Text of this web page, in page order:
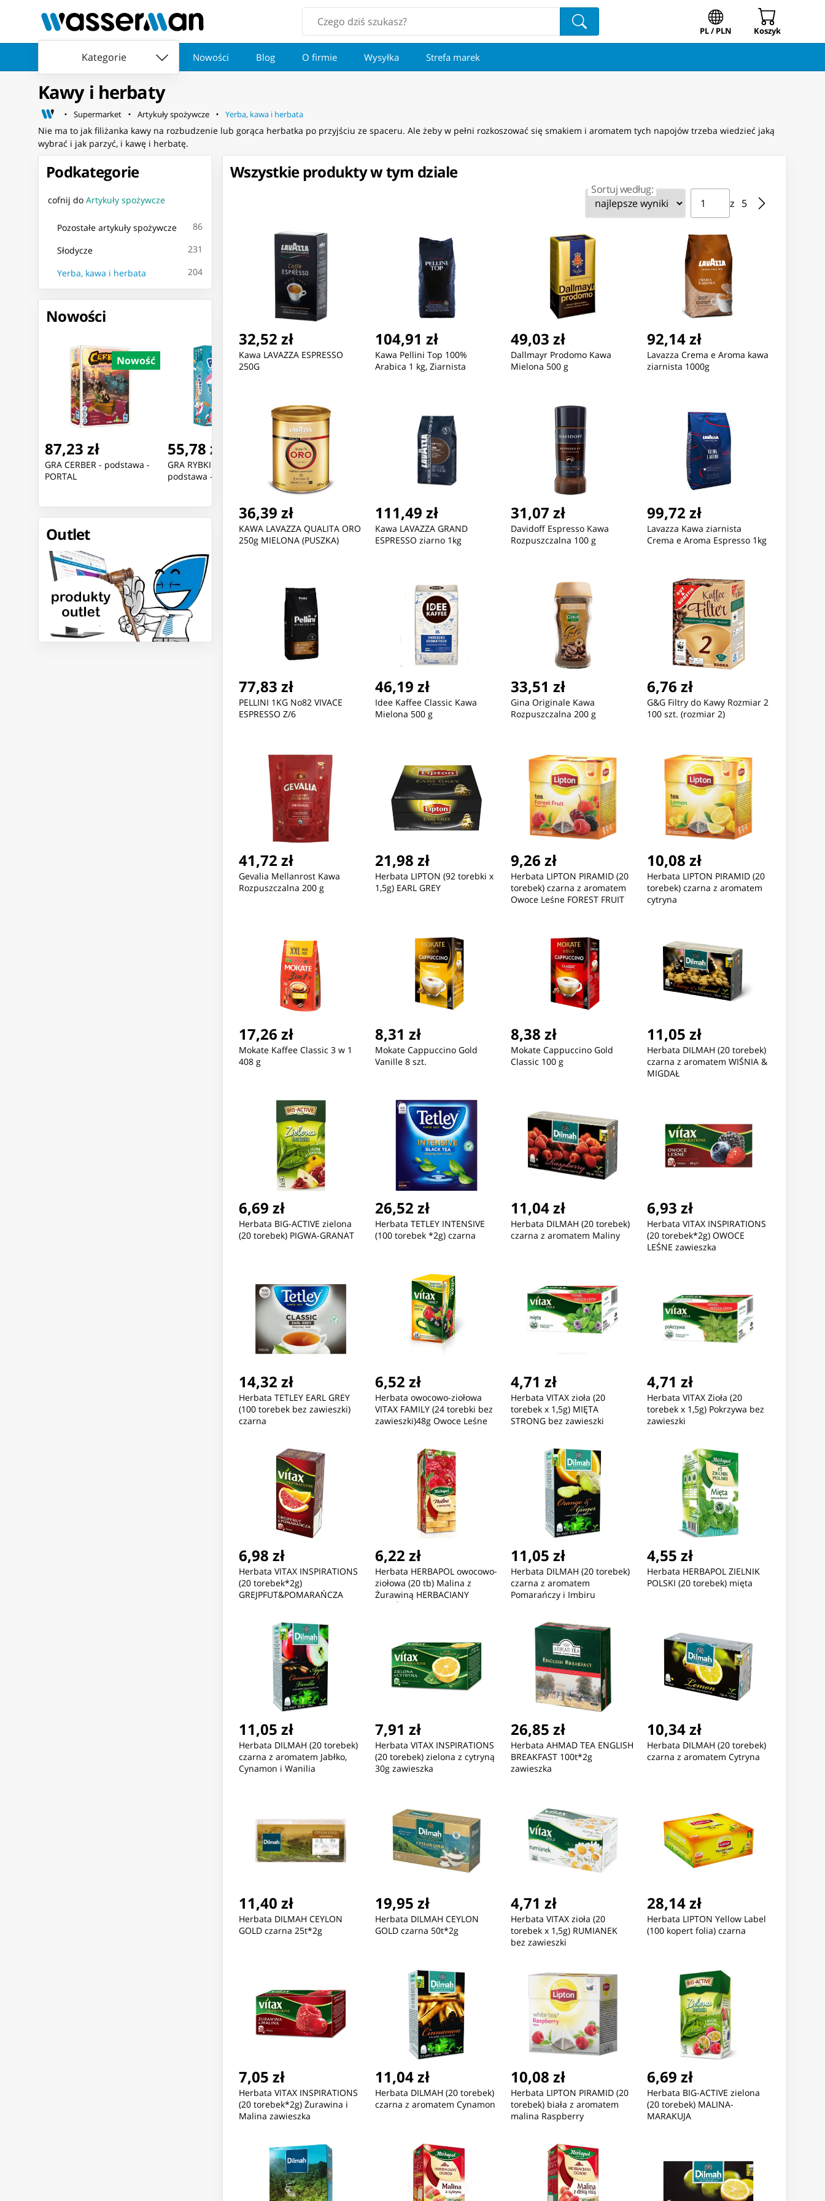
PL / PLN Koszyk
Kategorie Nowości Blog O firmie Wysyłka Strefa marek
Kawy i herbaty
Supermarket Artykuły spożywcze Yerba, kawa i herbata
Nie ma to jak filiżanka kawy na rozbudzenie lub gorąca herbatka po przyjściu ze spaceru. Ale żeby w pełni rozkoszować się smakiem i aromatem tych napojów trzeba wiedzieć jaką
wybrać i jak parzyć, i kawę i herbatę.
Podkategorie
cofnij do Artykuły spożywcze
Pozostałe artykuły spożywcze 86
Słodycze 231
Yerba, kawa i herbata 204
Nowości
Nowość
55,78 zł
GRA RYBKI I KOCIAKI -
podstawa - PORTAL
Nowość
118,21 zł
Puzzle 3D Świecąca Kula:
Bluey
Nowość
367,86 zł
ZEGAREK DAMSKI TOMMY
HILFIGER 1782141 ARI
(zf542d) + BOX
Nowość
432,12 zł
ZEGAREK MĘSKI TOMMY
HILFIGER 1791799 + BOX
Nowość
432,12 zł
ZEGAREK MĘSKI TOMMY
HILFIGER 1792183 (zf132a)
Nowość
346,37 zł
ZEGAREK DAMSKI TOMMY
HILFIGER 1782586 - Iris
(zf607c) + BOX
Outlet
Wszystkie produkty w tym dziale
Sortuj według: Strona ⁨1⁩ z ⁨5⁩
z ⁨5⁩
Przejdź do strony
32,52 zł
Kawa LAVAZZA ESPRESSO
250G
104,91 zł
Kawa Pellini Top 100%
Arabica 1 kg, Ziarnista
49,03 zł
Dallmayr Prodomo Kawa
Mielona 500 g
92,14 zł
Lavazza Crema e Aroma kawa
ziarnista 1000g
36,39 zł
KAWA LAVAZZA QUALITA ORO
250g MIELONA (PUSZKA)
111,49 zł
Kawa LAVAZZA GRAND
ESPRESSO ziarno 1kg
31,07 zł
Davidoff Espresso Kawa
Rozpuszczalna 100 g
99,72 zł
Lavazza Kawa ziarnista
Crema e Aroma Espresso 1kg
77,83 zł
PELLINI 1KG No82 VIVACE
ESPRESSO Z/6
46,19 zł
Idee Kaffee Classic Kawa
Mielona 500 g
33,51 zł
Gina Originale Kawa
Rozpuszczalna 200 g
6,76 zł
G&G Filtry do Kawy Rozmiar 2
100 szt. (rozmiar 2)
41,72 zł
Gevalia Mellanrost Kawa
Rozpuszczalna 200 g
21,98 zł
Herbata LIPTON (92 torebki x
1,5g) EARL GREY
9,26 zł
Herbata LIPTON PIRAMID (20
torebek) czarna z aromatem
Owoce Leśne FOREST FRUIT
10,08 zł
Herbata LIPTON PIRAMID (20
torebek) czarna z aromatem
cytryna
17,26 zł
Mokate Kaffee Classic 3 w 1
408 g
8,31 zł
Mokate Cappuccino Gold
Vanille 8 szt.
8,38 zł
Mokate Cappuccino Gold
Classic 100 g
11,05 zł
Herbata DILMAH (20 torebek)
czarna z aromatem WIŚNIA &
MIGDAŁ
6,69 zł
Herbata BIG-ACTIVE zielona
(20 torebek) PIGWA-GRANAT
26,52 zł
Herbata TETLEY INTENSIVE
(100 torebek *2g) czarna
11,04 zł
Herbata DILMAH (20 torebek)
czarna z aromatem Maliny
6,93 zł
Herbata VITAX INSPIRATIONS
(20 torebek*2g) OWOCE
LEŚNE zawieszka
14,32 zł
Herbata TETLEY EARL GREY
(100 torebek bez zawieszki)
czarna
6,52 zł
Herbata owocowo-ziołowa
VITAX FAMILY (24 torebki bez
zawieszki)48g Owoce Leśne
4,71 zł
Herbata VITAX zioła (20
torebek x 1,5g) MIĘTA
STRONG bez zawieszki
4,71 zł
Herbata VITAX Zioła (20
torebek x 1,5g) Pokrzywa bez
zawieszki
6,98 zł
Herbata VITAX INSPIRATIONS
(20 torebek*2g)
GREJPFUT&POMARAŃCZA
6,22 zł
Herbata HERBAPOL owocowo-
ziołowa (20 tb) Malina z
Żurawiną HERBACIANY
11,05 zł
Herbata DILMAH (20 torebek)
czarna z aromatem
Pomarańczy i Imbiru
4,55 zł
Herbata HERBAPOL ZIELNIK
POLSKI (20 torebek) mięta
11,05 zł
Herbata DILMAH (20 torebek)
czarna z aromatem Jabłko,
Cynamon i Wanilia
7,91 zł
Herbata VITAX INSPIRATIONS
(20 torebek) zielona z cytryną
30g zawieszka
26,85 zł
Herbata AHMAD TEA ENGLISH
BREAKFAST 100t*2g
zawieszka
10,34 zł
Herbata DILMAH (20 torebek)
czarna z aromatem Cytryna
11,40 zł
Herbata DILMAH CEYLON
GOLD czarna 25t*2g
19,95 zł
Herbata DILMAH CEYLON
GOLD czarna 50t*2g
4,71 zł
Herbata VITAX zioła (20
torebek x 1,5g) RUMIANEK
bez zawieszki
28,14 zł
Herbata LIPTON Yellow Label
(100 kopert folia) czarna
7,05 zł
Herbata VITAX INSPIRATIONS
(20 torebek*2g) Żurawina i
Malina zawieszka
11,04 zł
Herbata DILMAH (20 torebek)
czarna z aromatem Cynamon
10,08 zł
Herbata LIPTON PIRAMID (20
torebek) biała z aromatem
malina Raspberry
6,69 zł
Herbata BIG-ACTIVE zielona
(20 torebek) MALINA-
MARAKUJA